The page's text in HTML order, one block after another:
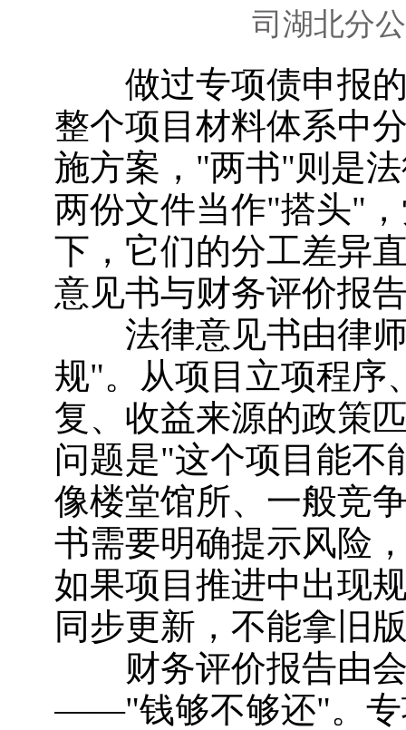
司湖北分
做过专项债申报的
整个项目材料体系中
施方案，"两书"则是
两份文件当作"搭头"
下，它们的分工差异
意见书与财务评价报
法律意见书由律师
规"。从项目立项程序
复、收益来源的政策
问题是"这个项目能不
像楼堂馆所、一般竞
书需要明确提示风险
如果项目推进中出现
同步更新，不能拿旧
财务评价报告由会
——"钱够不够还"。专